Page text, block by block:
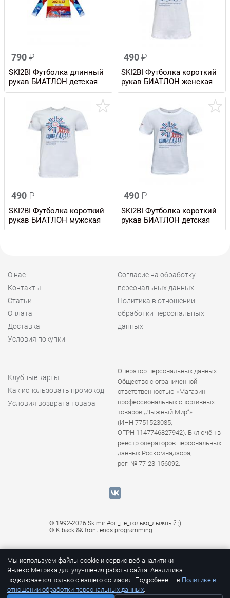
790₽
SKI2BI Футболка длинный
рукав БИАТЛОН детская
490₽
SKI2BI Футболка короткий
рукав БИАТЛОН женская
490₽
SKI2BI Футболка короткий
рукав БИАТЛОН мужская
490₽
SKI2BI Футболка короткий
рукав БИАТЛОН детская
О нас
Контакты
Статьи
Оплата
Доставка
Условия покупки
Согласие на обработку
персональных данных
Политика в отношении
обработки персональных
данных
Клубные карты
Как использовать промокод
Условия возврата товара
Оператор персональных данных:
Общество с ограниченной
ответственностью «Магазин
профессиональных спортивных
товаров „Лыжный Мир“»
(ИНН 7751523085,
ОГРН 1147746827942). Включён в
реестр операторов персональных
данных Роскомнадзора,
рег. № 77-23-156092.
© 1992-2026 Skimir #он_не_только_лыжный ;)
© K back && front ends programming
Мы используем файлы cookie и сервис веб-аналитики
Яндекс.Метрика для улучшения работы сайта. Аналитика
подключается только с вашего согласия. Подробнее — в Политике в
отношении обработки персональных данных.